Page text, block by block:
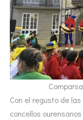
Con el regusto de
concellos